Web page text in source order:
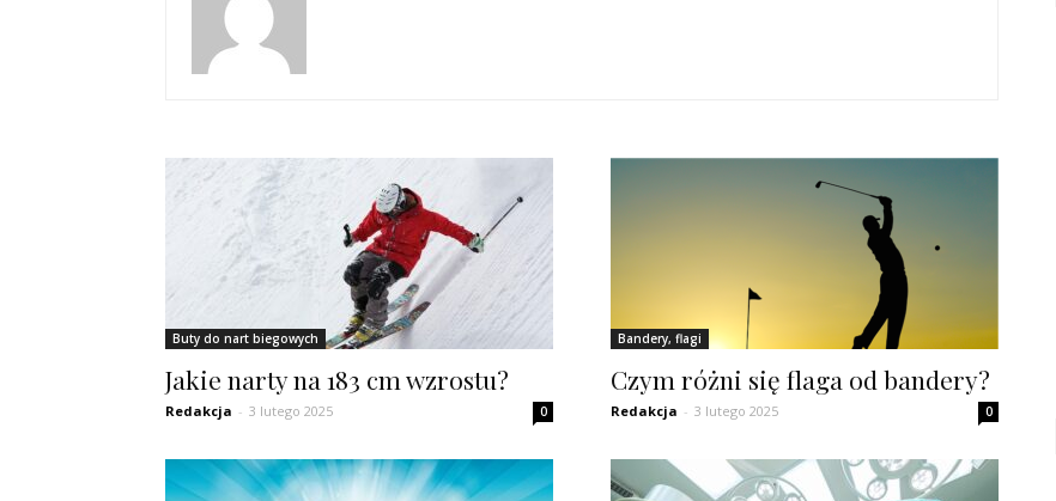
Buty do nart biegowych
Jakie narty na 183 cm wzrostu?
Redakcja - 3 lutego 2025 0
Bandery, flagi
Czym różni się flaga od bandery?
Redakcja - 3 lutego 2025 0